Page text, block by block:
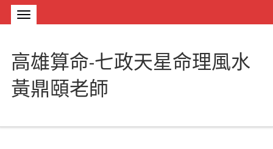
高雄算命-七政天星命理風水
黃鼎頤老師